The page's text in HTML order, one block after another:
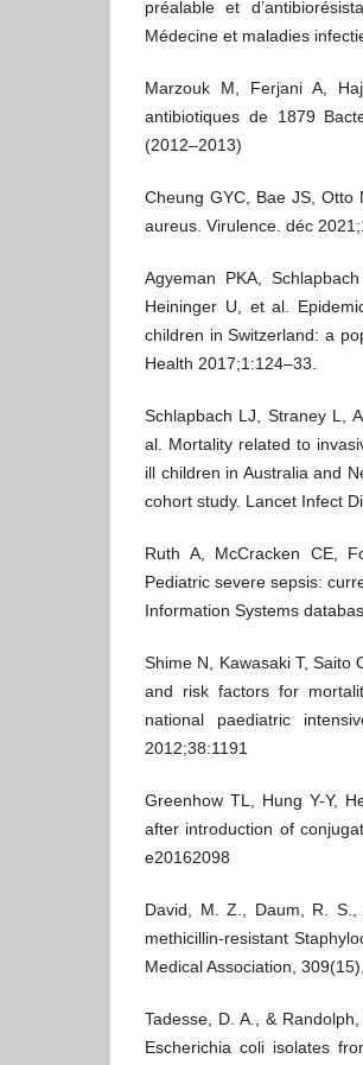
préalable et
Médecine et maladies
Marzouk M, Ferjani A,
antibiotiques de 1879
(2012–2013)
Cheung GYC, Bae JS, Otto
aureus. Virulence. déc
Agyeman PKA,
Heininger U, et al.
children in Switzerland: a
Health 2017;1:124–33.
Schlapbach LJ, Straney L,
al. Mortality related to
ill children in Australia and
cohort study. Lancet Infect
Ruth A, McCracken CE,
Pediatric severe sepsis:
Information Systems
Shime N, Kawasaki T, Saito
and risk factors for
national paediatric
2012;38:1191
Greenhow TL, Hung Y-Y,
after introduction of
e20162098
David, M. Z., Daum, R. S.,
methicillin-resistant
Medical Association,
Tadesse, D. A., &
Escherichia coli isolates